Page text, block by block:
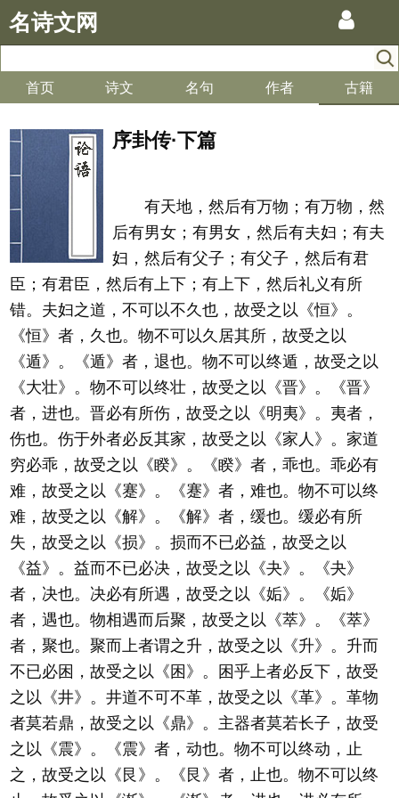
名诗文网
首页 诗文 名句 作者 古籍
序卦传·下篇
有天地，然后有万物；有万物，然
后有男女；有男女，然后有夫妇；有夫
妇，然后有父子；有父子，然后有君
臣；有君臣，然后有上下；有上下，然后礼义有所
错。夫妇之道，不可以不久也，故受之以《恒》。
《恒》者，久也。物不可以久居其所，故受之以
《遁》。《遁》者，退也。物不可以终遁，故受之以
《大壮》。物不可以终壮，故受之以《晋》。《晋》
者，进也。晋必有所伤，故受之以《明夷》。夷者，
伤也。伤于外者必反其家，故受之以《家人》。家道
穷必乖，故受之以《睽》。《睽》者，乖也。乖必有
难，故受之以《蹇》。《蹇》者，难也。物不可以终
难，故受之以《解》。《解》者，缓也。缓必有所
失，故受之以《损》。损而不已必益，故受之以
《益》。益而不已必决，故受之以《夬》。《夬》
者，决也。决必有所遇，故受之以《姤》。《姤》
者，遇也。物相遇而后聚，故受之以《萃》。《萃》
者，聚也。聚而上者谓之升，故受之以《升》。升而
不已必困，故受之以《困》。困乎上者必反下，故受
之以《井》。井道不可不革，故受之以《革》。革物
者莫若鼎，故受之以《鼎》。主器者莫若长子，故受
之以《震》。《震》者，动也。物不可以终动，止
之，故受之以《艮》。《艮》者，止也。物不可以终